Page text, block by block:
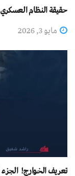
حقيقة النظام
مايو 3, 2026
تعريف الخوارج! الجزء